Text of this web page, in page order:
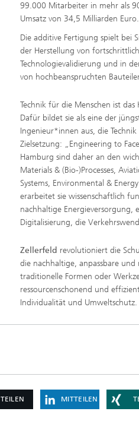
99.000 Mitarbeiter in mehr als
Umsatz von 34,5 Milliarden Euro.
Die additive Fertigung spielt bei
der Herstellung von
Technologievalidierung und in
von hochbeanspruchten
Technik für die Menschen ist
Dafür bildet sie als eine der
Ingenieur*innen aus, die
Zielsetzung: „Engineering to
Hamburg sind daher an den
Materials & (Bio-)Processes,
Systems, Environmental &
erarbeitet sie wissenschaftlich
nachhaltige Energieversorgung,
Digitalisierung, die
Zellerfeld revolutioniert die
die nachhaltige, anpassbare
traditionelle Formen oder
ressourcenschonend und
Individualität und Umweltschutz.
TEILEN MITTEILEN